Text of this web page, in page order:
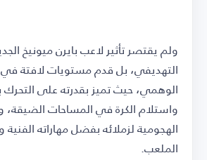
ولم يقتصر تأثير لاعب بايرن ميونيخ
التهديفي، بل قدم مستويات لافتة في
الوهمي، حيث تميز بقدرته على
واستلام الكرة في المساحات الضيقة،
الهجومية لزملائه بفضل مهاراته الفنية
الملعب.